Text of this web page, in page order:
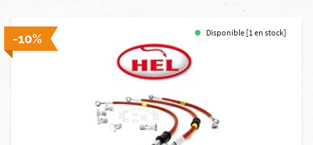
-10% Disponible [1 en stock]